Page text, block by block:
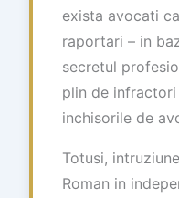
exista avocati
raportari – in
secretul
plin de
inchisorile de
Totusi,
Roman in